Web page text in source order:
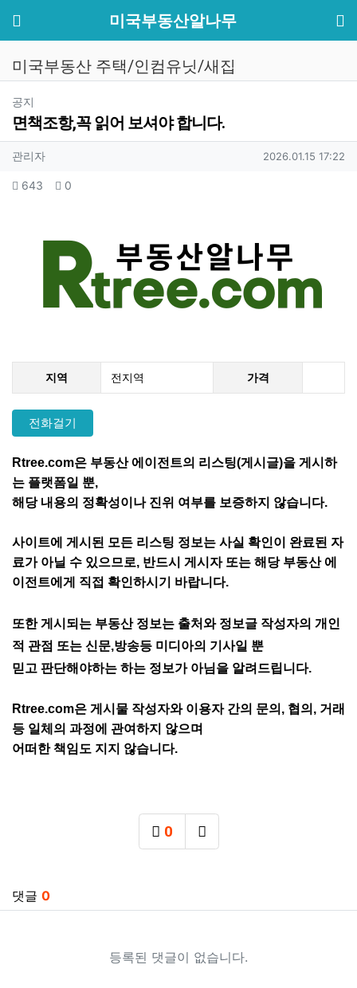
미국부동산알나무
미국부동산 주택/인컴유닛/새집
공지
면책조항,꼭 읽어 보셔야 합니다.
작성자 정보
관리자작성 작성일
2026.01.15 17:22
컨텐츠 정보
643 조회 0
지역 전지역 가격
전화걸기
Rtree.com은 부동산 에이전트의 리스팅(게시글)을 게시하
는 플랫폼일 뿐,
해당 내용의 정확성이나 진위 여부를 보증하지 않습니다.
사이트에 게시된 모든 리스팅 정보는 사실 확인이 완료된 자
료가 아닐 수 있으므로, 반드시 게시자 또는 해당 부동산 에
이전트에게 직접 확인하시기 바랍니다.
또한 게시되는 부동산 정보는 출처와 정보글 작성자의 개인
적 관점 또는 신문,방송등 미디아의 기사일 뿐
믿고 판단해야하는 하는 정보가 아님을 알려드립니다.
Rtree.com은 게시물 작성자와 이용자 간의 문의, 협의, 거래
등 일체의 과정에 관여하지 않으며
어떠한 책임도 지지 않습니다.
0
추천 SNS 공유
댓글 0
등록된 댓글이 없습니다.